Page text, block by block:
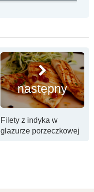
następny
Filety z indyka w
glazurze porzeczkowej